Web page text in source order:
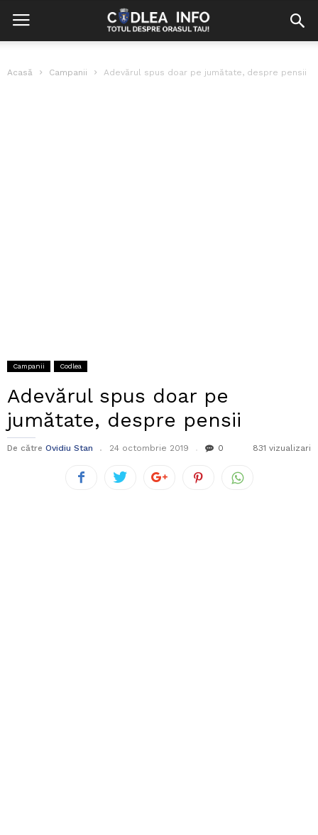
Acasă Campanii Adevărul spus doar pe jumătate, despre pensii
Campanii Codlea
Adevărul spus doar pe
jumătate, despre pensii
De către Ovidiu Stan 24 octombrie 2019 0 831 vizualizari